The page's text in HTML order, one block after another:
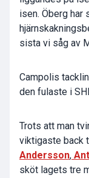
isen. Öberg har
sista vi såg av
Campolis
den fulaste i
Trots att man
viktigaste back
Andersson,
sköt lagets tre